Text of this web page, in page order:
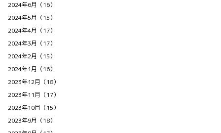
2024年6月（16）
2024年5月（15）
2024年4月（17）
2024年3月（17）
2024年2月（15）
2024年1月（16）
2023年12月（18）
2023年11月（17）
2023年10月（15）
2023年9月（18）